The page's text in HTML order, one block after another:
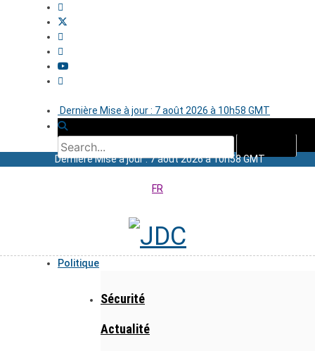
Dernière Mise à jour : 7 août 2026 à 10h58 GMT
Dernière Mise à jour : 7 août 2026 à 10h58 GMT
FR
Politique
Sécurité
Actualité